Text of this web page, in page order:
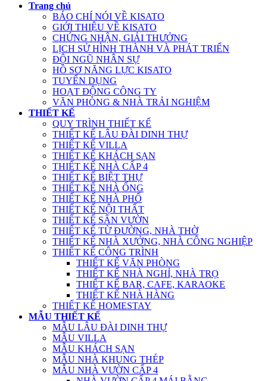
Trang chủ
BÁO CHÍ NÓI VỀ KISATO
GIỚI THIỆU VỀ KISATO
CHỨNG NHẬN, GIẢI THƯỞNG
LỊCH SỬ HÌNH THÀNH VÀ PHÁT TRIỂN
ĐỘI NGŨ NHÂN SỰ
HỒ SƠ NĂNG LỰC KISATO
TUYỂN DỤNG
HOẠT ĐỘNG CÔNG TY
VĂN PHÒNG & NHÀ TRẢI NGHIỆM
THIẾT KẾ
QUY TRÌNH THIẾT KẾ
THIẾT KẾ LÂU ĐÀI DINH THỰ
THIẾT KẾ VILLA
THIẾT KẾ KHÁCH SẠN
THIẾT KẾ NHÀ CẤP 4
THIẾT KẾ BIỆT THỰ
THIẾT KẾ NHÀ ỐNG
THIẾT KẾ NHÀ PHỐ
THIẾT KẾ NỘI THẤT
THIẾT KẾ SÂN VƯỜN
THIẾT KẾ TỪ ĐƯỜNG, NHÀ THỜ
THIẾT KẾ NHÀ XƯỞNG, NHÀ CÔNG NGHIỆP
THIẾT KẾ CÔNG TRÌNH
THIẾT KẾ VĂN PHÒNG
THIẾT KẾ NHÀ NGHỈ, NHÀ TRỌ
THIẾT KẾ BAR, CAFE, KARAOKE
THIẾT KẾ NHÀ HÀNG
THIẾT KẾ HOMESTAY
MẪU THIẾT KẾ
MẪU LÂU ĐÀI DINH THỰ
MẪU VILLA
MẪU KHÁCH SẠN
MẪU NHÀ KHUNG THÉP
MẪU NHÀ VƯỜN CẤP 4